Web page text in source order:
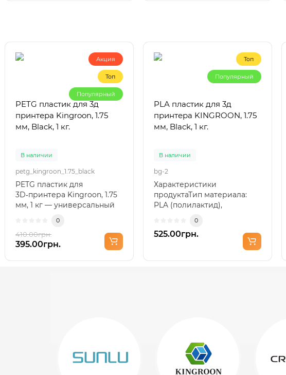
Акция
Топ
Популярный
PETG пластик для 3д
принтера Kingroon, 1.75
мм, Black, 1 кг.
В наличии
petg_kingroon_1.75_black
PETG пластик для
3D‑принтера Kingroon, 1.75
мм, 1 кг — универсальный
повседнев..
0
410.00грн.
395.00грн.
Топ
Популярный
PLA пластик для 3д
принтера KINGROON, 1.75
мм, Black, 1 кг.
В наличии
bg-2
Характеристики
продуктаТип материала:
PLA (полилактид),
биораспадный.Цвет: Bla..
0
525.00грн.